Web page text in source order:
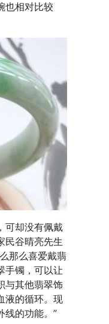
也相对比较
却没有佩戴
民谷晴亮先生
那么喜爱戴翡
手镯，可以让
与其他翡翠饰
液的循环。现
线的功能。”